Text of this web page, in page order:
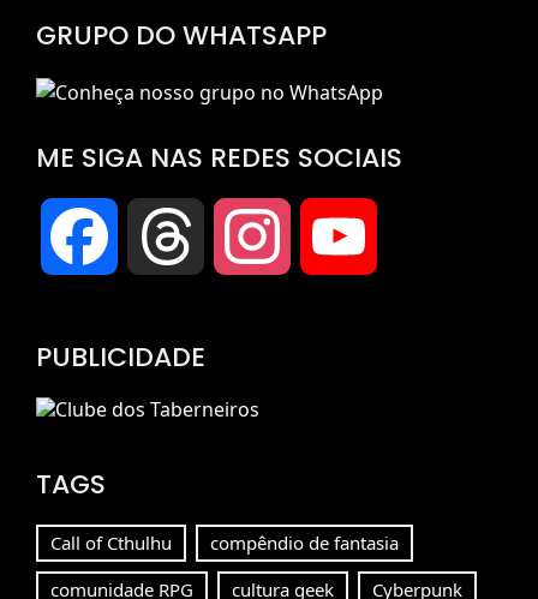
GRUPO DO WHATSAPP
ME SIGA NAS REDES SOCIAIS
Facebook Threads Instagram
PUBLICIDADE
TAGS
Call of Cthulhu
compêndio de fantasia
comunidade RPG
cultura geek Cyberpunk